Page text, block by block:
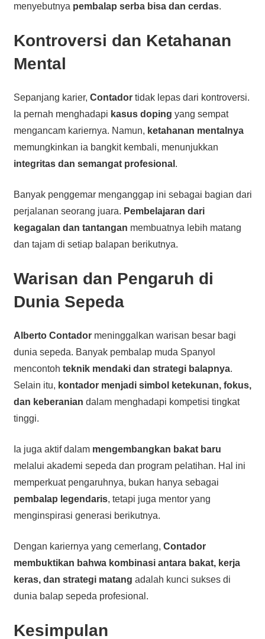
menyebutnya pembalap serba bisa dan cerdas.
Kontroversi dan Ketahanan
Mental
Sepanjang karier, Contadortidak lepas dari kontroversi.
Ia pernah menghadapi kasus doping yang sempat
mengancam kariernya. Namun, ketahanan mentalnya
memungkinkan ia bangkit kembali, menunjukkan
integritas dan semangat profesional .
Banyak penggemar menganggap ini sebagai bagian dari
perjalanan seorang juara. Pembelajaran dari
kegagalan dan tantangan membuatnya lebih matang
dan tajam di setiap balapan berikutnya.
Warisan dan Pengaruh di
Dunia Sepeda
Alberto Contadormeninggalkan warisan besar bagi
dunia sepeda. Banyak pembalap muda Spanyol
mencontoh teknik mendaki dan strategi balapnya.
Selain itu, kontador menjadi simbol ketekunan, fokus,
dan keberanian dalam menghadapi kompetisi tingkat
tinggi.
Ia juga aktif dalam mengembangkan bakat baru
melalui akademi sepeda dan program pelatihan. Hal ini
memperkuat pengaruhnya, bukan hanya sebagai
pembalap legendaris, tetapi juga mentor yang
menginspirasi generasi berikutnya.
Dengan kariernya yang cemerlang, Contador
membuktikan bahwa kombinasi antara bakat, kerja
keras, dan strategi matang adalah kunci sukses di
dunia balap sepeda profesional.
Kesimpulan